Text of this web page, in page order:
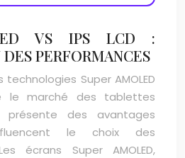
VS IPS LCD :
PERFORMANCES
Super AMOLED
le marché des tablettes
présente des avantages
le choix des
écrans Super AMOLED,